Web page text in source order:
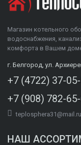
Магазин котельного
водоснабжения,
комфорта в Вашем
г. Белгород, ул.
+7 (4722) 37-
+7 (908) 782-
teplosphera31@mail.ru
НАШ